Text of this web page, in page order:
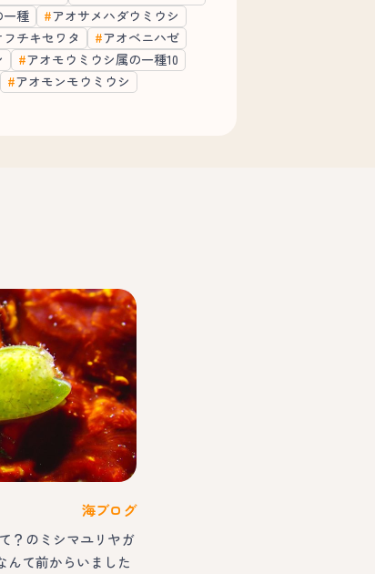
一種
アオサメハダウミウシ
フチキセワタ
アオベニハゼ
アオモウミウシ属の一種10
アオモンモウミウシ
海ブログ
？のミシマユリヤガ
んて前からいました